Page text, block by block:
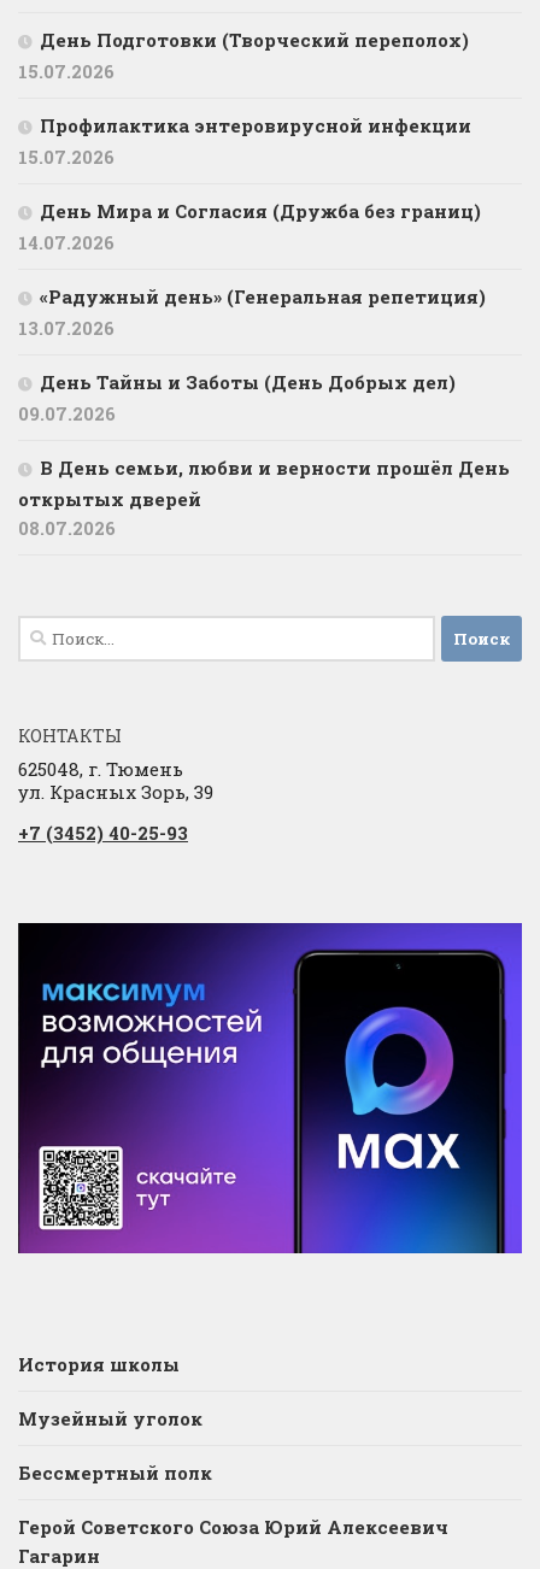
День Подготовки (Творческий переполох)
15.07.2026
Профилактика энтеровирусной инфекции
15.07.2026
День Мира и Согласия (Дружба без границ)
14.07.2026
«Радужный день» (Генеральная репетиция)
13.07.2026
День Тайны и Заботы (День Добрых дел)
09.07.2026
В День семьи, любви и верности прошёл День
открытых дверей
08.07.2026
Найти:
КОНТАКТЫ
625048, г. Тюмень
ул. Красных Зорь, 39
+7 (3452) 40-25-93
История школы
Музейный уголок
Бессмертный полк
Герой Советского Союза Юрий Алексеевич
Гагарин